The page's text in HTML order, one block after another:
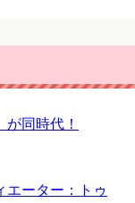
が同時代！
エーター：トゥ